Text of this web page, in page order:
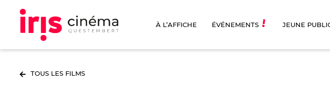
À L’AFFICHE ÉVÉNEMENTS JEUNE
TOUS LES FILMS